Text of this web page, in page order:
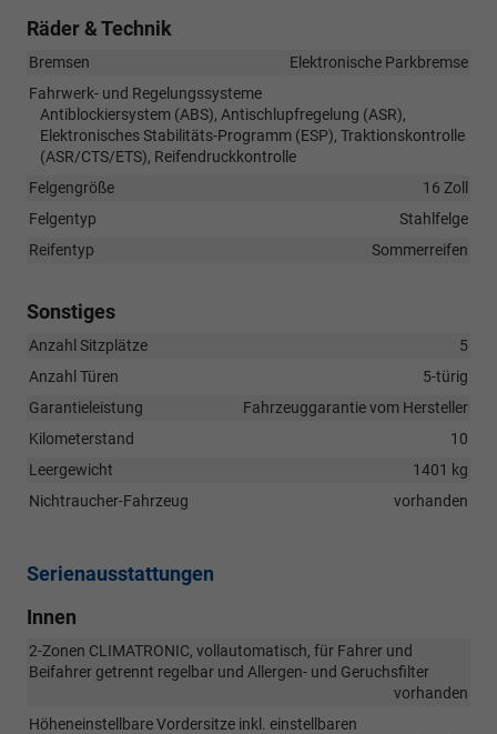
Räder & Technik
Bremsen
Elektronische Parkbremse
Fahrwerk- und Regelungssysteme
Antiblockiersystem (ABS), Antischlupfregelung (ASR),
Elektronisches Stabilitäts-Programm (ESP), Traktionskontrolle
(ASR/CTS/ETS), Reifendruckkontrolle
Felgengröße
16 Zoll
Felgentyp
Stahlfelge
Reifentyp
Sommerreifen
Sonstiges
Anzahl Sitzplätze
5
Anzahl Türen
5-türig
Garantieleistung
Fahrzeuggarantie vom Hersteller
Kilometerstand
10
Leergewicht
1401 kg
Nichtraucher-Fahrzeug
vorhanden
Serienausstattungen
Innen
2-Zonen CLIMATRONIC, vollautomatisch, für Fahrer und
Beifahrer getrennt regelbar und Allergen- und Geruchsfilter
vorhanden
Höheneinstellbare Vordersitze inkl. einstellbaren